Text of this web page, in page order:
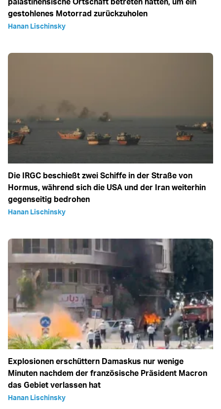
gestohlenes Motorrad zurückzuholen
Hanan Lischinsky
Die IRGC beschießt zwei Schiffe in der Straße von
Hormus, während sich die USA und der Iran weiterhin
gegenseitig bedrohen
Hanan Lischinsky
Explosionen erschüttern Damaskus nur wenige
Minuten nachdem der französische Präsident Macron
das Gebiet verlassen hat
Hanan Lischinsky